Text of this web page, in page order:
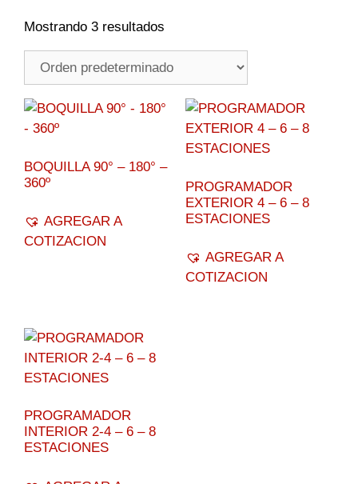
Mostrando 3 resultados
BOQUILLA 90° – 180° –
360º
AGREGAR A
COTIZACION
PROGRAMADOR
EXTERIOR 4 – 6 – 8
ESTACIONES
AGREGAR A
COTIZACION
PROGRAMADOR
INTERIOR 2-4 – 6 – 8
ESTACIONES